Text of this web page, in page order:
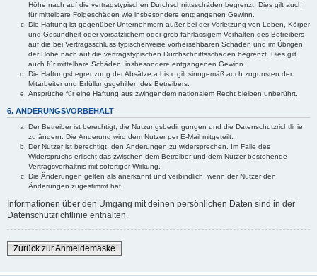
Höhe nach auf die vertragstypischen Durchschnittsschäden begrenzt. Dies gilt auch
für mittelbare Folgeschäden wie insbesondere entgangenen Gewinn.
Die Haftung ist gegenüber Unternehmern außer bei der Verletzung von Leben, Körper
und Gesundheit oder vorsätzlichem oder grob fahrlässigem Verhalten des Betreibers
auf die bei Vertragsschluss typischerweise vorhersehbaren Schäden und im Übrigen
der Höhe nach auf die vertragstypischen Durchschnittsschäden begrenzt. Dies gilt
auch für mittelbare Schäden, insbesondere entgangenen Gewinn.
Die Haftungsbegrenzung der Absätze a bis c gilt sinngemäß auch zugunsten der
Mitarbeiter und Erfüllungsgehilfen des Betreibers.
Ansprüche für eine Haftung aus zwingendem nationalem Recht bleiben unberührt.
6. ÄNDERUNGSVORBEHALT
Der Betreiber ist berechtigt, die Nutzungsbedingungen und die Datenschutzrichtlinie
zu ändern. Die Änderung wird dem Nutzer per E-Mail mitgeteilt.
Der Nutzer ist berechtigt, den Änderungen zu widersprechen. Im Falle des
Widerspruchs erlischt das zwischen dem Betreiber und dem Nutzer bestehende
Vertragsverhältnis mit sofortiger Wirkung.
Die Änderungen gelten als anerkannt und verbindlich, wenn der Nutzer den
Änderungen zugestimmt hat.
Informationen über den Umgang mit deinen persönlichen Daten sind in der
Datenschutzrichtlinie enthalten.
Zurück zur Anmeldemaske